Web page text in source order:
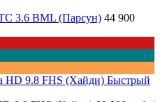
3.6 BML (Парсун) 44 900
Быстрый